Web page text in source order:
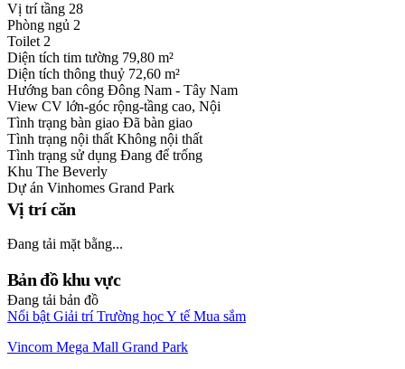
Vị trí tầng 28
Phòng ngủ 2
Toilet 2
Diện tích tim tường 79,80 m²
Diện tích thông thuỷ 72,60 m²
Hướng ban công Đông Nam - Tây Nam
View CV lớn-góc rộng-tầng cao, Nội
Tình trạng bàn giao Đã bàn giao
Tình trạng nội thất Không nội thất
Tình trạng sử dụng Đang để trống
Khu The Beverly
Dự án Vinhomes Grand Park
Vị trí căn
Đang tải mặt bằng...
Bản đồ khu vực
Đang tải bản đồ
Nổi bật Giải trí Trường họcY tế Mua sắm
Vincom Mega Mall Grand Park